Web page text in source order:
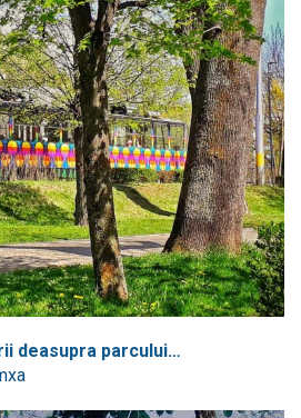
deasupra parcului…